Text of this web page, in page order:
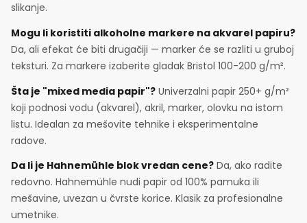
slikanje.
Mogu li koristiti alkoholne markere na akvarel papiru?
Da, ali efekat će biti drugačiji — marker će se razliti u gruboj
teksturi. Za markere izaberite gladak Bristol 100-200 g/m².
Šta je "mixed media papir"? Univerzalni papir 250+ g/m²
koji podnosi vodu (akvarel), akril, marker, olovku na istom
listu. Idealan za mešovite tehnike i eksperimentalne
radove.
Da li je Hahnemühle blok vredan cene? Da, ako radite
redovno. Hahnemühle nudi papir od 100% pamuka ili
mešavine, uvezan u čvrste korice. Klasik za profesionalne
umetnike.